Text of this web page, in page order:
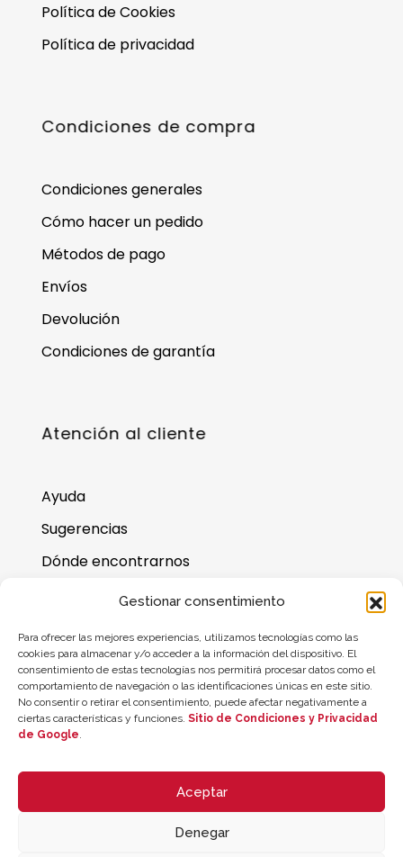
Gestionar consentimiento
Para ofrecer las mejores experiencias, utilizamos tecnologías como las
cookies para almacenar y/o acceder a la información del dispositivo. El
consentimiento de estas tecnologías nos permitirá procesar datos como el
comportamiento de navegación o las identificaciones únicas en este sitio.
No consentir o retirar el consentimiento, puede afectar negativamente a
ciertas características y funciones. Sitio de Condiciones y Privacidad
de Google.
Aceptar
Denegar
Política de Cookies
Política de privacidad
Condiciones de compra
Condiciones generales
Cómo hacer un pedido
Métodos de pago
Envíos
Devolución
Condiciones de garantía
Atención al cliente
Ayuda
Sugerencias
Dónde encontrarnos
Preguntas frecuentes
© 2026 ZYCLE OFFICIAL | The Latest Technology for your Workouts